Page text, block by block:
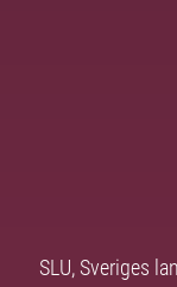
SLU, Sveriges